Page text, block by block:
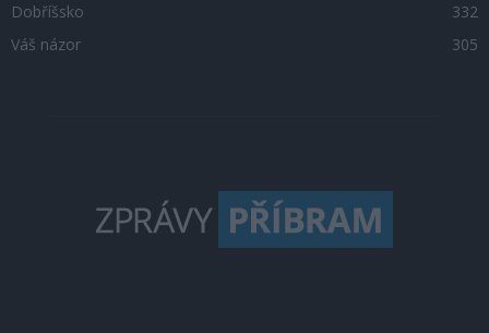
Dobříšsko
332
Váš názor
305